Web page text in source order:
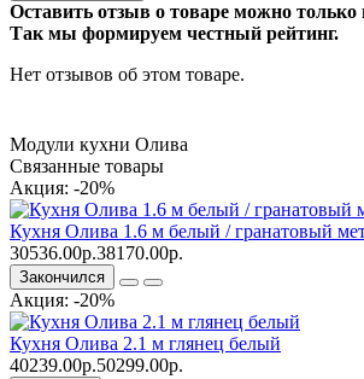
Оставить отзыв о товаре можно только
Так мы формируем честный рейтинг.
Нет отзывов об этом товаре.
Модули кухни Олива
Связанные товары
Акция: -20%
Кухня Олива 1.6 м белый / гранатовый
30536.00р.38170.00р.
Закончился
Акция: -20%
Кухня Олива 2.1 м глянец белый
40239.00р.50299.00р.